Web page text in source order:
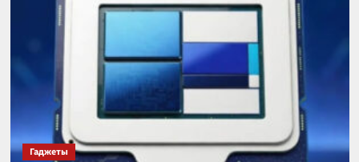
Гаджеты